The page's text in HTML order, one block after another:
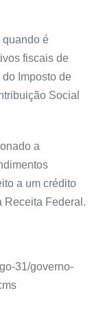
quando é
fiscais de
Imposto de
Social
a
a um crédito
Receita Federal.
31/governo-